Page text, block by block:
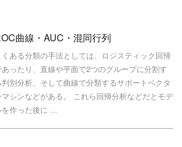
曲線・AUC・混同行列
くある分類の手法としては、ロジスティック回帰
あったり、直線や平面で2つのグループに分割す
判別分析、そして曲線で分類するサポートベクタ
マシンなどがある。 これら回帰分析などだとモデ
を作った後に ...